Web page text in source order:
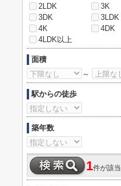
2LDK
3K
3DK
3LDK
4K
4DK
4LDK以上
面積
～
駅からの徒歩
築年数
1件が該当